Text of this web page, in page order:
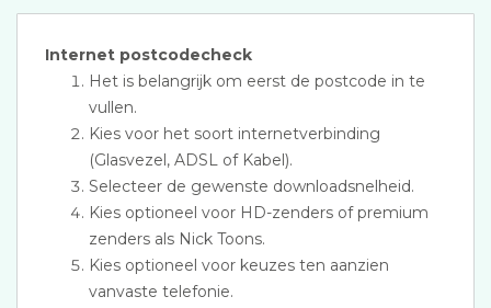
Internet postcodecheck
Het is belangrijk om eerst de postcode in te
vullen.
Kies voor het soort internetverbinding
(Glasvezel, ADSL of Kabel).
Selecteer de gewenste downloadsnelheid.
Kies optioneel voor HD-zenders of premium
zenders als Nick Toons.
Kies optioneel voor keuzes ten aanzien
vanvaste telefonie.